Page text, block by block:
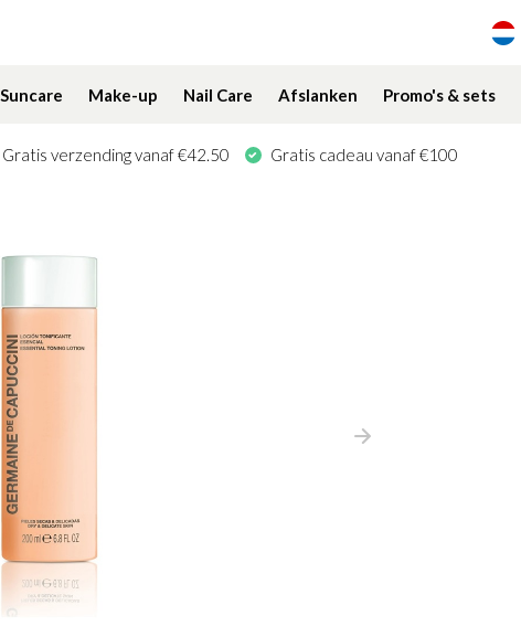
Suncare Make-up Nail Care Afslanken Promo's & sets
Gratis verzending vanaf €42.50 Gratis cadeau vanaf €100